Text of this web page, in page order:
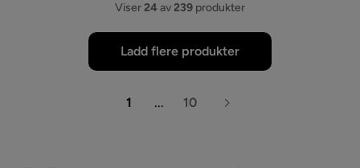
Viser24av239 produkter
Ladd flere produkter
1 ... 10